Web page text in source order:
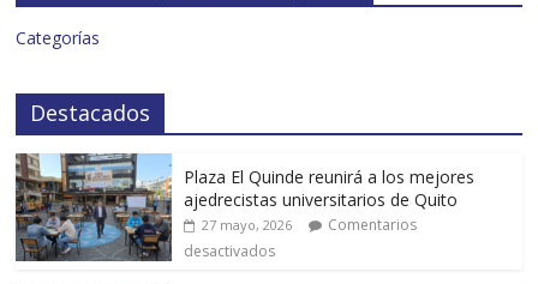
Categorías
Destacados
Plaza El Quinde reunirá a los mejores
ajedrecistas universitarios de Quito
27 mayo, 2026
Comentarios
desactivados